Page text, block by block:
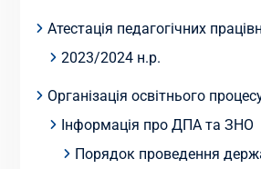
Атестація педагогічних
2023/2024 н.р.
Організація освітнього
Інформація про ДПА та ЗНО
Порядок проведення